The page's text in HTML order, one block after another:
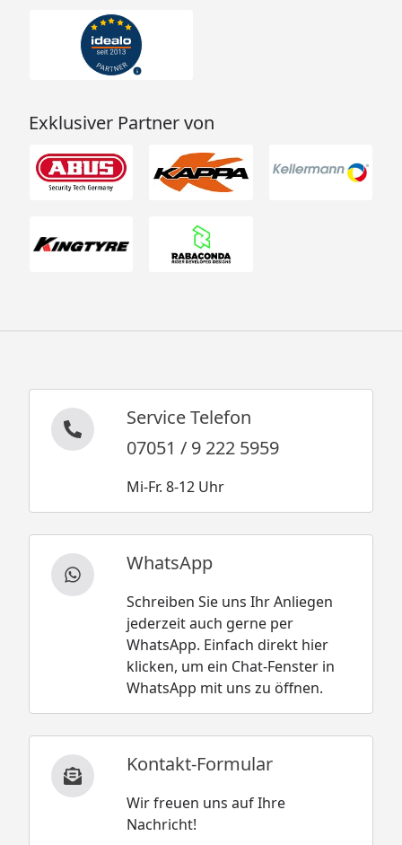
Exklusiver Partner von
Service Telefon
07051 / 9 222 5959
Mi-Fr. 8-12 Uhr
WhatsApp
Schreiben Sie uns Ihr Anliegen
jederzeit auch gerne per
WhatsApp. Einfach direkt hier
klicken, um ein Chat-Fenster in
WhatsApp mit uns zu öffnen.
Kontakt-Formular
Wir freuen uns auf Ihre
Nachricht!